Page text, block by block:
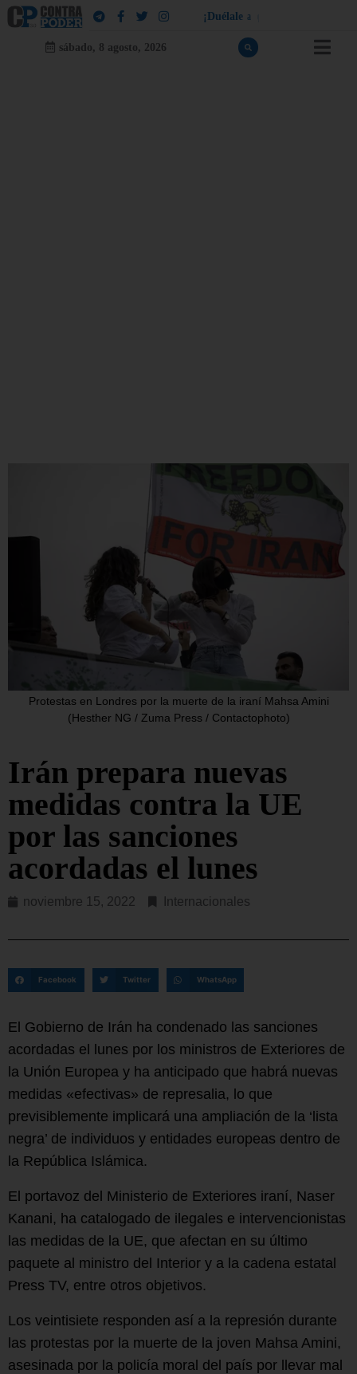
¡ Dué a e a
sábado, 8 agosto, 2026
Protestas en Londres por la muerte de la iraní Mahsa Amini
(Hesther NG / Zuma Press / Contactophoto)
Irán prepara nuevas
medidas contra la UE
por las sanciones
acordadas el lunes
noviembre 15, 2022 Internacionales
Facebook Twitter WhatsApp
El Gobierno de Irán ha condenado las sanciones
acordadas el lunes por los ministros de Exteriores de
la Unión Europea y ha anticipado que habrá nuevas
medidas «efectivas» de represalia, lo que
previsiblemente implicará una ampliación de la ‘lista
negra’ de individuos y entidades europeas dentro de
la República Islámica.
El portavoz del Ministerio de Exteriores iraní, Naser
Kanani, ha catalogado de ilegales e intervencionistas
las medidas de la UE, que afectan en su último
paquete al ministro del Interior y a la cadena estatal
Press TV, entre otros objetivos.
Los veintisiete responden así a la represión durante
las protestas por la muerte de la joven Mahsa Amini,
asesinada por la policía moral del país por llevar mal